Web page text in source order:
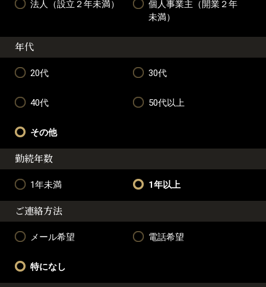
法人（設立２年未満）
個人事業主（開業２年
未満）
年代
20代 30代
40代 50代以上
その他
勤続年数
1年未満 1年以上
ご連絡方法
メール希望 電話希望
特になし